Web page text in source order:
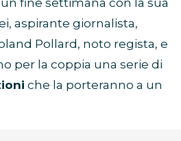
fine settimana con la sua
aspirante giornalista,
Pollard, noto regista, e
per la coppia una serie di
che la porteranno a un